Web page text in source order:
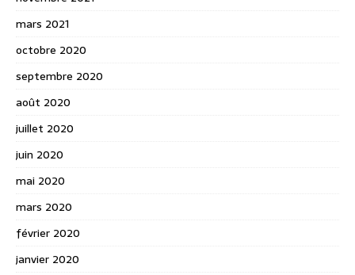
mars 2021
octobre 2020
septembre 2020
août 2020
juillet 2020
juin 2020
mai 2020
mars 2020
février 2020
janvier 2020